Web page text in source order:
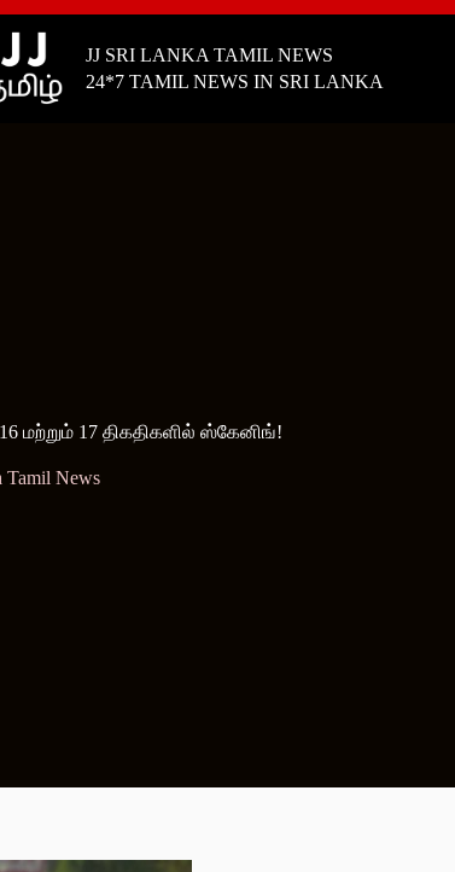
JJ SRI LANKA TAMIL NEWS
24*7 TAMIL NEWS IN SRI LANKA
மற்றும் 17 திகதிகளில் ஸ்கேனிங்!
Tamil News